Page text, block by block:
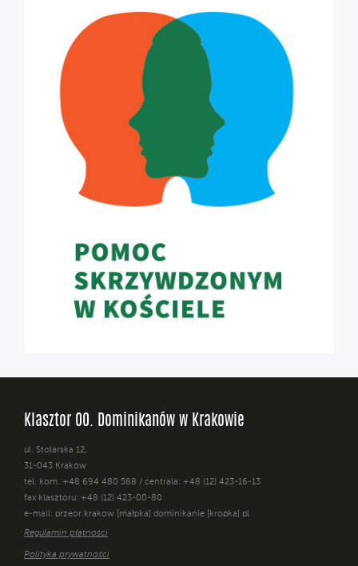
Klasztor OO. Dominikanów w Krakowie
ul. Stolarska 12,
31-043 Kraków
tel. kom. +48 694 480 588 / centrala: +48 (12) 423-16-13
fax klasztoru: +48 (12) 423-00-80
e-mail: przeor.krakow [małpka] dominikanie [kropka] pl
Regulamin płatności
Polityka prywatności